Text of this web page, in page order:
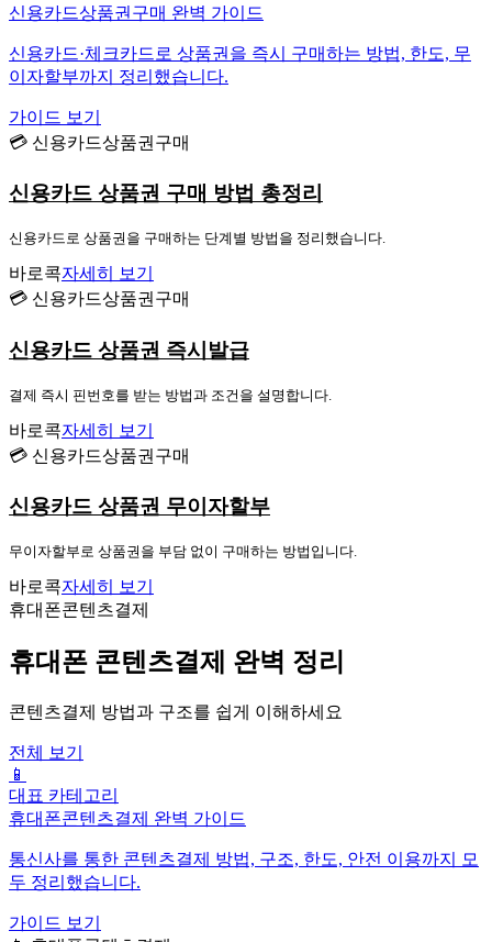
신용카드상품권구매 완벽 가이드
신용카드·체크카드로 상품권을 즉시 구매하는 방법, 한도, 무
이자할부까지 정리했습니다.
가이드 보기
💳 신용카드상품권구매
신용카드 상품권 구매 방법 총정리
신용카드로 상품권을 구매하는 단계별 방법을 정리했습니다.
바로콕자세히 보기
💳 신용카드상품권구매
신용카드 상품권 즉시발급
결제 즉시 핀번호를 받는 방법과 조건을 설명합니다.
바로콕자세히 보기
💳 신용카드상품권구매
신용카드 상품권 무이자할부
무이자할부로 상품권을 부담 없이 구매하는 방법입니다.
바로콕자세히 보기
휴대폰콘텐츠결제
휴대폰 콘텐츠결제 완벽 정리
콘텐츠결제 방법과 구조를 쉽게 이해하세요
전체 보기
📱
대표 카테고리
휴대폰콘텐츠결제 완벽 가이드
통신사를 통한 콘텐츠결제 방법, 구조, 한도, 안전 이용까지 모
두 정리했습니다.
가이드 보기